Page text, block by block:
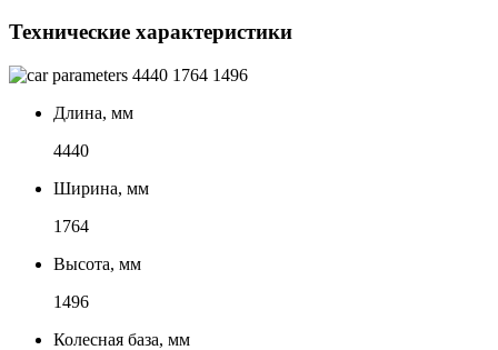
Технические характеристики
4440 1764 1496
Длина, мм
4440
Ширина, мм
1764
Высота, мм
1496
Колесная база, мм